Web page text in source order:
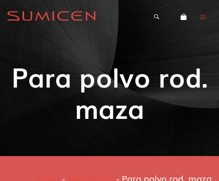
Para polvo rod.
maza
- - Para polvo rod. maza